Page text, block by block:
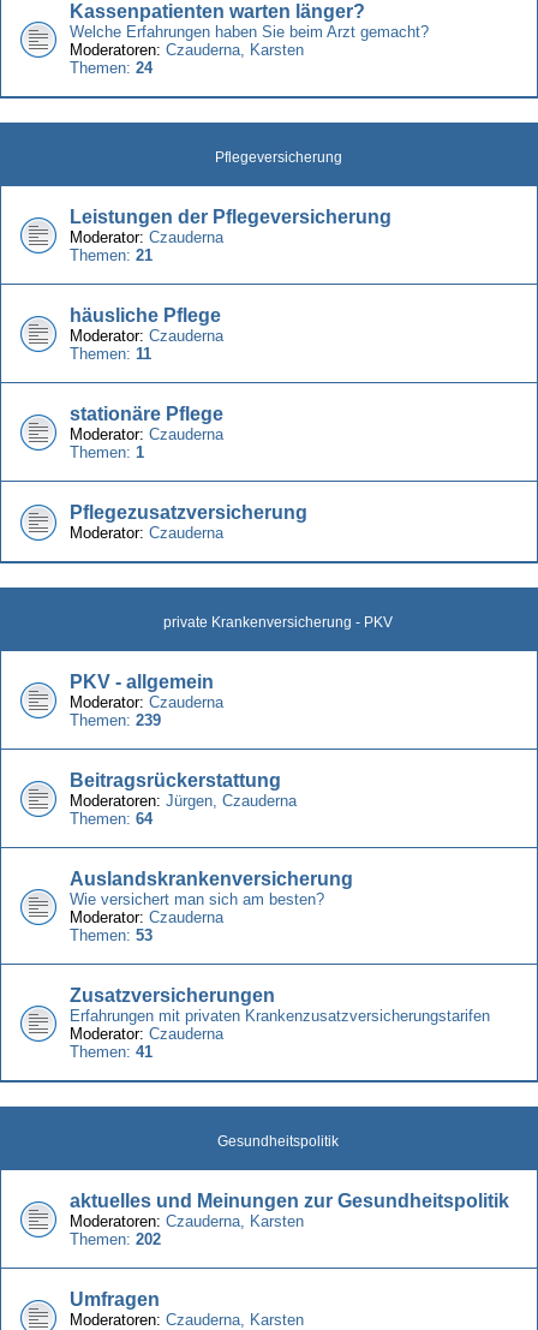
Kassenpatienten warten länger?
Welche Erfahrungen haben Sie beim Arzt gemacht?
Moderatoren: Czauderna, Karsten
Themen: 24
Pflegeversicherung
Leistungen der Pflegeversicherung
Moderator: Czauderna
Themen: 21
häusliche Pflege
Moderator: Czauderna
Themen: 11
stationäre Pflege
Moderator: Czauderna
Themen: 1
Pflegezusatzversicherung
Moderator: Czauderna
private Krankenversicherung - PKV
PKV - allgemein
Moderator: Czauderna
Themen: 239
Beitragsrückerstattung
Moderatoren: Jürgen, Czauderna
Themen: 64
Auslandskrankenversicherung
Wie versichert man sich am besten?
Moderator: Czauderna
Themen: 53
Zusatzversicherungen
Erfahrungen mit privaten Krankenzusatzversicherungstarifen
Moderator: Czauderna
Themen: 41
Gesundheitspolitik
aktuelles und Meinungen zur Gesundheitspolitik
Moderatoren: Czauderna, Karsten
Themen: 202
Umfragen
Moderatoren: Czauderna, Karsten